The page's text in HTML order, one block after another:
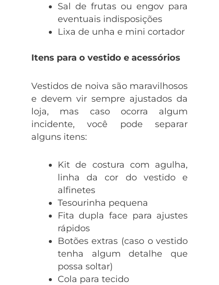
Sal de frutas ou engov para
eventuais indisposições
Lixa de unha e mini cortador
Itens para o vestido e acessórios
Vestidos de noiva são maravilhosos
e devem vir sempre ajustados da
loja, mas caso ocorra algum
incidente, você pode separar
alguns itens:
Kit de costura com agulha,
linha da cor do vestido e
alfinetes
Tesourinha pequena
Fita dupla face para ajustes
rápidos
Botões extras (caso o vestido
tenha algum detalhe que
possa soltar)
Cola para tecido